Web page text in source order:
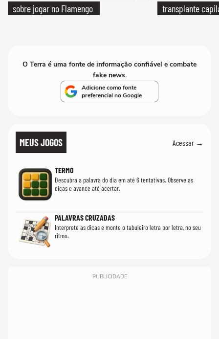
sobre jogar no Flamengo
transplante
O Terra é uma fonte de informação confiável e combate
fake news.
Adicione como fonte
preferencial no Google
MEUS JOGOS Acessar →
TERMO
Descubra a palavra do dia em até 6 tentativas. Observe as
dicas e avance até acertar.
PALAVRAS CRUZADAS
Interprete as dicas e monte o tabuleiro letra por letra, no seu
ritmo.
PUBLICIDADE